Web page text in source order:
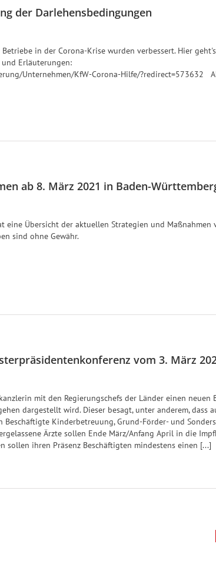
der Darlehensbedingungen
in der Corona-Krise wurden verbessert. Hier
Erläuterungen:
Unternehmen/KfW-Corona-Hilfe/?redirect=573632
ab 8. März 2021 in Baden-
eine Übersicht der aktuellen Strategien und Maßnahmen
sind ohne Gewähr.
vom 3. März
mit den Regierungschefs der Länder einen neuen
dargestellt wird. Dieser besagt, unter anderem, dass
Kinderbetreuung, Grund-Förder- und
Ärzte sollen Ende März/Anfang April in die
sollen ihren Präsenz Beschäftigten mindestens einen [...]